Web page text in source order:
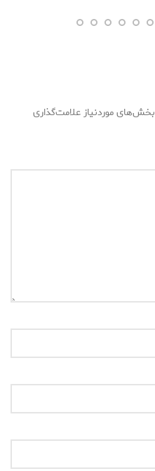
بخش‌های موردنیاز علامت‌گذاری